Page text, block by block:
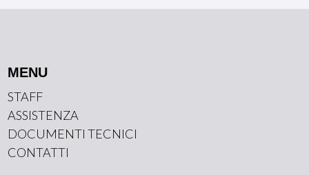
MENU
STAFF
ASSISTENZA
DOCUMENTI TECNICI
CONTATTI